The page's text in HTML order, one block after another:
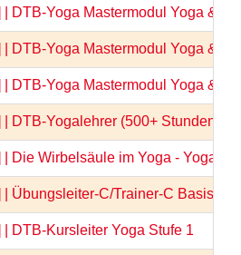
| DTB-Yoga Mastermodul Yoga &
| DTB-Yoga Mastermodul Yoga &
| DTB-Yoga Mastermodul Yoga &
| DTB-Yogalehrer (500+ Stunden)
| Die Wirbelsäule im Yoga -
| Übungsleiter-C/Trainer-C
| DTB-Kursleiter Yoga Stufe 1